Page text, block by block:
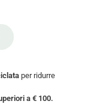
per ridurre
a € 100.